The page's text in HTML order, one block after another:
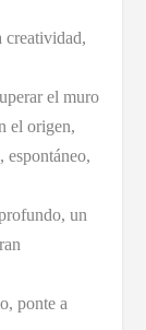
creatividad,
el muro
el origen,
espontáneo,
un
ponte a